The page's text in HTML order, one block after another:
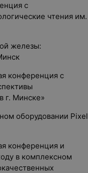
с
чтения им.
железы:
конференция с
г. Минске»
оборудовании Pixel
конференция и
в комплексном